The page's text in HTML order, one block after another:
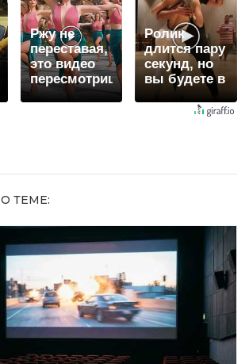
Ржу не
переставая,
это видео
пересмотришь
не раз
Ролик
длится пару
секунд, но
вы будете в
шоке от
увиденного
ТЕМЕ: